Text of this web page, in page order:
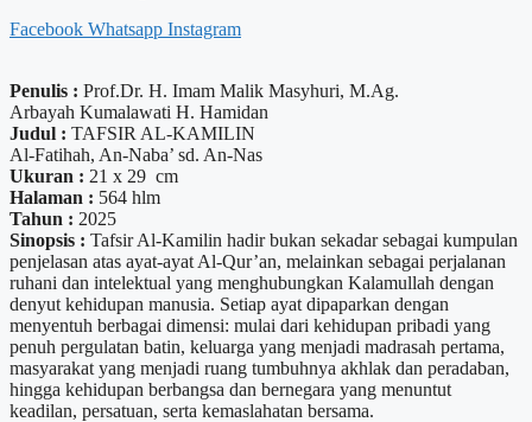
Facebook Whatsapp Instagram
Penulis : Prof.Dr. H. Imam Malik Masyhuri, M.Ag.
Arbayah Kumalawati H. Hamidan
Judul : TAFSIR AL-KAMILIN
Al-Fatihah, An-Naba’ sd. An-Nas
Ukuran : 21 x 29 cm
Halaman : 564 hlm
Tahun : 2025
Sinopsis : Tafsir Al-Kamilin hadir bukan sekadar sebagai kumpulan
penjelasan atas ayat-ayat Al-Qur’an, melainkan sebagai perjalanan
ruhani dan intelektual yang menghubungkan Kalamullah dengan
denyut kehidupan manusia. Setiap ayat dipaparkan dengan
menyentuh berbagai dimensi: mulai dari kehidupan pribadi yang
penuh pergulatan batin, keluarga yang menjadi madrasah pertama,
masyarakat yang menjadi ruang tumbuhnya akhlak dan peradaban,
hingga kehidupan berbangsa dan bernegara yang menuntut
keadilan, persatuan, serta kemaslahatan bersama.